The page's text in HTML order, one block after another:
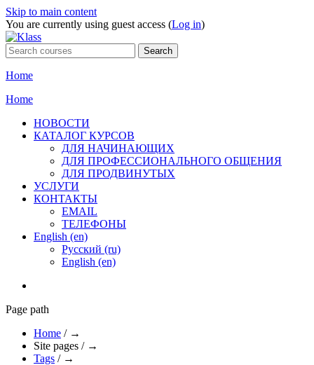
Skip to main content
You are currently using guest access (Log in)
Home
Home
НОВОСТИ
КАТАЛОГ КУРСОВ
ДЛЯ НАЧИНАЮЩИХ
ДЛЯ ПРОФЕССИОНАЛЬНОГО ОБЩЕНИЯ
ДЛЯ ПРОДВИНУТЫХ
УСЛУГИ
КОНТАКТЫ
EMAIL
ТЕЛЕФОНЫ
English ‎(en)‎
Русский ‎(ru)‎
English ‎(en)‎
Page path
Home / →
Site pages / →
Tags / →